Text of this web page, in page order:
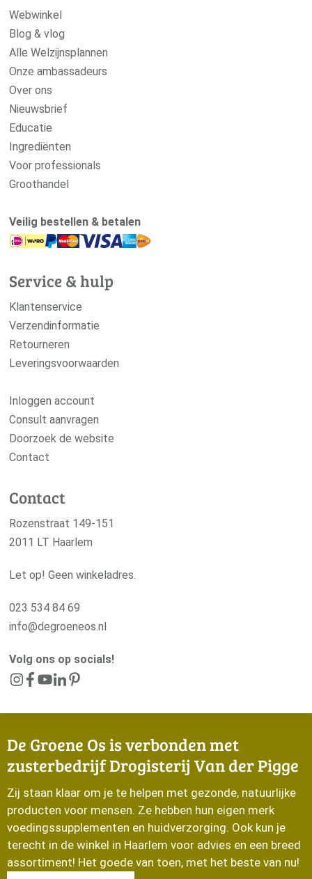
Webwinkel
Blog & vlog
Alle Welzijnsplannen
Onze ambassadeurs
Over ons
Nieuwsbrief
Educatie
Ingrediënten
Voor professionals
Groothandel
Veilig bestellen & betalen
Service & hulp
Klantenservice
Verzendinformatie
Retourneren
Leveringsvoorwaarden
Inloggen account
Consult aanvragen
Doorzoek de website
Contact
Contact
Rozenstraat 149-151
2011 LT Haarlem
Let op! Geen winkeladres.
023 534 84 69
info@degroeneos.nl
Volg ons op socials!
De Groene Os is verbonden met
zusterbedrijf Drogisterij Van der Pigge
Zij staan klaar om je te helpen met gezonde, natuurlijke
producten voor mensen. Ze hebben hun eigen merk
voedingssupplementen en huidverzorging. Ook kun je
terecht in de winkel in Haarlem voor advies en een breed
assortiment! Het goede van toen, met het beste van nu!